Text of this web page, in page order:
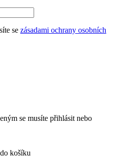
se zásadami ochrany osobních
se musíte přihlásit nebo
košíku